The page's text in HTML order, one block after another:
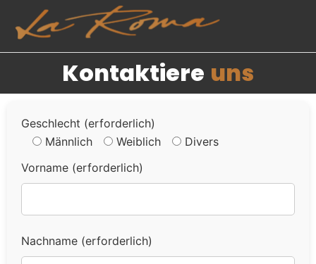
Kontaktiere uns
Geschlecht (erforderlich)
Männlich
Weiblich
Divers
Vorname (erforderlich)
Nachname (erforderlich)